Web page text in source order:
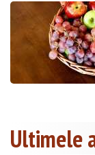
Ultimele